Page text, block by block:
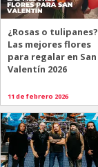
¿Rosas o tulipanes?
Las mejores flores
para regalar en San
Valentín 2026
11 de febrero 2026